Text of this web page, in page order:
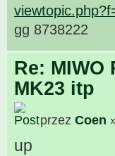
gg 8738222
Re:
MK23 itp
przez Coen
up